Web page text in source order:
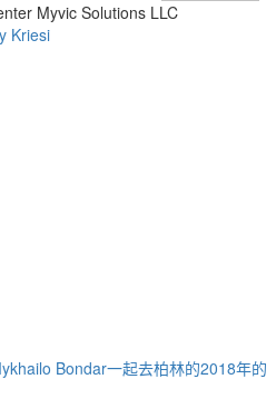
Myvic Solutions LLC
Kriesi
Bondar一起去柏林的2018年的